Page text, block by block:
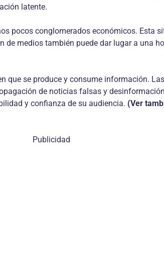
latente.
pocos conglomerados económicos.
medios también puede dar lugar a una
que se produce y consume información.
de noticias falsas y
y confianza de su audiencia. (Ver
Publicidad